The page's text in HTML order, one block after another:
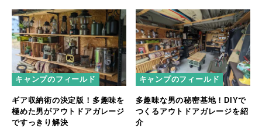
キャンプのフィールド
ギア収納術の決定版！多趣味を
極めた男がアウトドアガレージ
ですっきり解決
キャンプのフィールド
多趣味な男の秘密基地！DIYで
つくるアウトドアガレージを紹
介